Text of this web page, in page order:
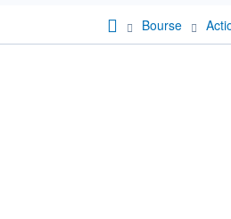
Bourse